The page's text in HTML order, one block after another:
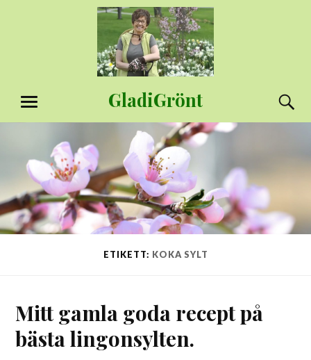
GladiGrönt
MENY
ETIKETT: KOKA SYLT
Mitt gamla goda recept på
bästa lingonsylten.